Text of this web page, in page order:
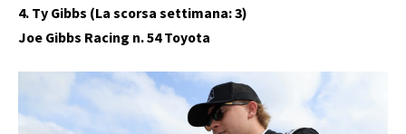
4. Ty Gibbs (La scorsa settimana: 3)
Joe Gibbs Racing n. 54 Toyota